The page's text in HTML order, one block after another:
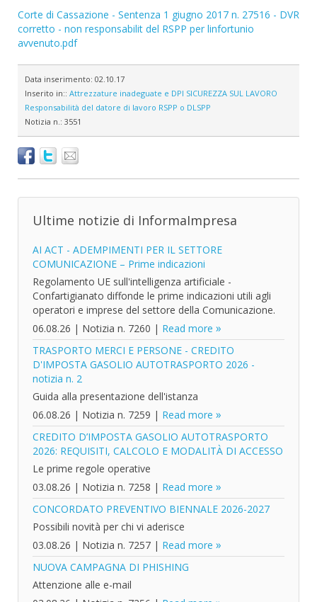
Corte di Cassazione - Sentenza 1 giugno 2017 n. 27516 - DVR
corretto - non responsabilit del RSPP per linfortunio
avvenuto.pdf
Data inserimento: 02.10.17
Inserito in:: Attrezzature inadeguate e DPI SICUREZZA SUL LAVORO
Responsabilità del datore di lavoro RSPP o DLSPP
Notizia n.: 3551
Ultime notizie di InformaImpresa
AI ACT - ADEMPIMENTI PER IL SETTORE
COMUNICAZIONE – Prime indicazioni
Regolamento UE sull'intelligenza artificiale -
Confartigianato diffonde le prime indicazioni utili agli
operatori e imprese del settore della Comunicazione.
06.08.26 | Notizia n. 7260 | Read more
TRASPORTO MERCI E PERSONE - CREDITO
D'IMPOSTA GASOLIO AUTOTRASPORTO 2026 -
notizia n. 2
Guida alla presentazione dell'istanza
06.08.26 | Notizia n. 7259 | Read more
CREDITO D’IMPOSTA GASOLIO AUTOTRASPORTO
2026: REQUISITI, CALCOLO E MODALITÀ DI ACCESSO
Le prime regole operative
03.08.26 | Notizia n. 7258 | Read more
CONCORDATO PREVENTIVO BIENNALE 2026-2027
Possibili novità per chi vi aderisce
03.08.26 | Notizia n. 7257 | Read more
NUOVA CAMPAGNA DI PHISHING
Attenzione alle e-mail